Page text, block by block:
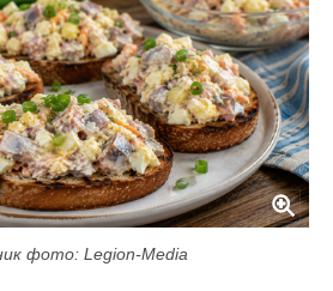
фото: Legion-Media